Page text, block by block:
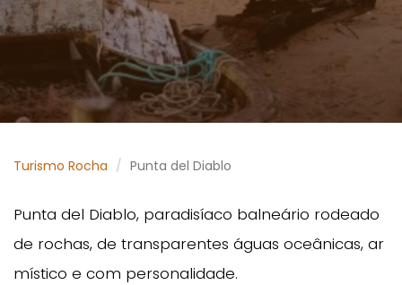
Turismo Rocha Punta del Diablo
Punta del Diablo, paradisíaco balneário rodeado
de rochas, de transparentes águas oceânicas, ar
místico e com personalidade.